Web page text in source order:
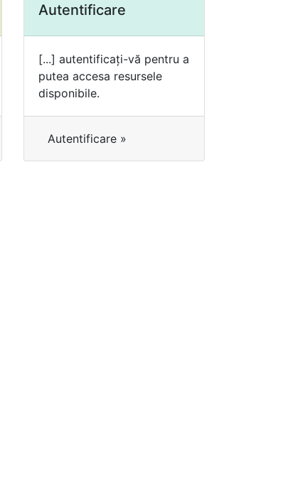
Autentificare
[...] autentificați-vă pentru a
putea accesa resursele
disponibile.
Autentificare »